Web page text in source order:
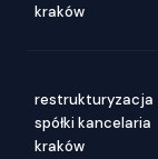
kraków
restrukturyzacja
spółki kancelaria
kraków